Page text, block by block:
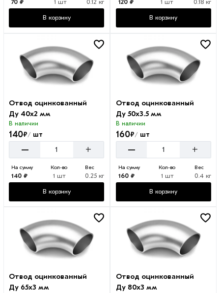
70 ₽ 1 шт 0.12 кг
В корзину
120 ₽ 1 шт 0.18 кг
В корзину
Отвод оцинкованный
Ду 40х2 мм
В наличии
140₽/ шт
– +
На сумму
140 ₽
Кол-во
1 шт
Вес
0.25 кг
В корзину
Отвод оцинкованный
Ду 50х3.5 мм
В наличии
160₽/шт
– +
На сумму
160 ₽
Кол-во
1 шт
Вес
0.4 кг
В корзину
Отвод оцинкованный
Ду 65х3 мм
Отвод оцинкованный
Ду 80х3 мм